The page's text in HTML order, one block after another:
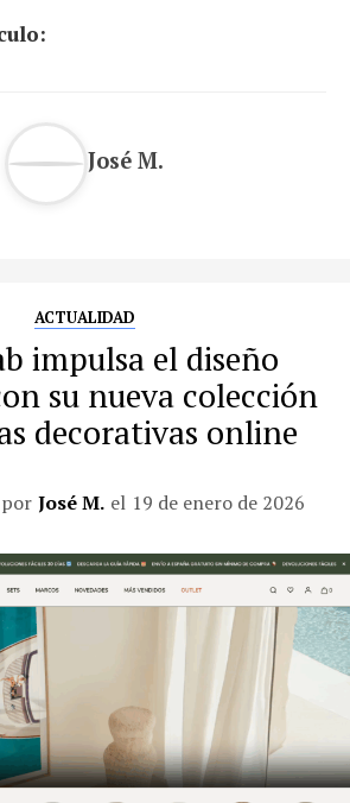
José M.
ACTUALIDAD
impulsa el diseño
su nueva colección
decorativas online
José M. el 19 de enero de 2026